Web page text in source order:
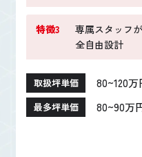
特徴3
専属スタッフ
全自由設計
取扱坪単価 80~120万
最多坪単価 80~90万